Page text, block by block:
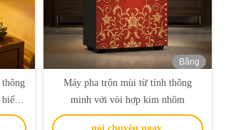
Băng
Máy pha trộn mùi từ tính thông
minh với vòi hợp kim nhôm